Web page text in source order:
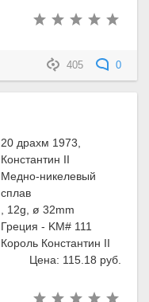
405 0
20 драхм 1973,
Константин II
Медно-никелевый
сплав
, 12g, ø 32mm
Греция - KM# 111
Король Константин II
Цена: 115.18 руб.